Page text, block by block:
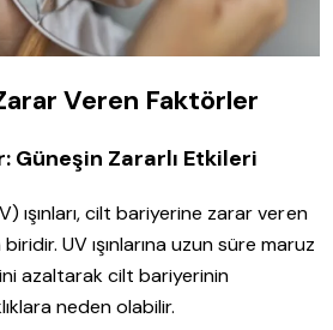
Veren Faktörler
Güneşin Zararlı Etkileri
ışınları, cilt bariyerine zarar veren
UV ışınlarına uzun süre maruz
azaltarak cilt bariyerinin
neden olabilir.